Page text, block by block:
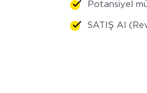
Potansiyel
SATIŞ Al